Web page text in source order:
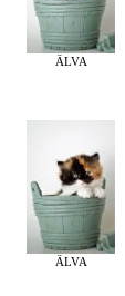
ÄLVA
ÄLVA